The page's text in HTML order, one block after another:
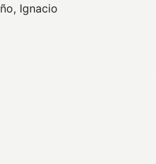
Ignacio